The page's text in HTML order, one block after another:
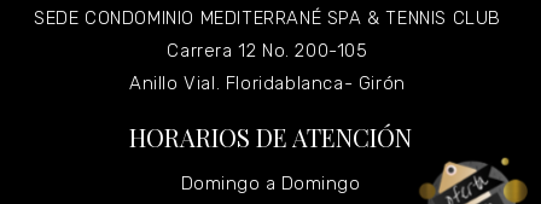
SEDE CONDOMINIO MEDITERRANÉ SPA & TENNIS CLUB
Carrera 12 No. 200-105
Anillo Vial. Floridablanca- Girón
HORARIOS DE ATENCIÓN
Domingo a Domingo